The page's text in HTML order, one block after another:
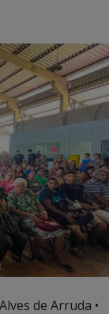
de Arruda •